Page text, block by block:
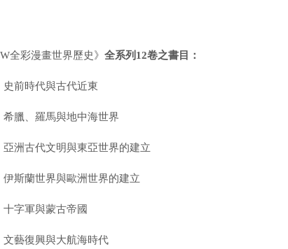
全彩漫畫世界歷史》 全系列12卷之書目：
史前時代與古代近東
希臘、羅馬與地中海世界
亞洲古代文明與東亞世界的建立
伊斯蘭世界與歐洲世界的建立
十字軍與蒙古帝國
文藝復興與大航海時代